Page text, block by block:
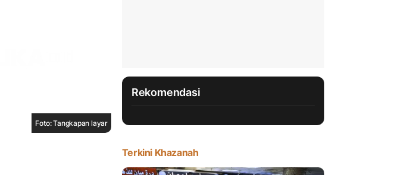
Foto: Tangkapan layar
Rekomendasi
Terkini Khazanah